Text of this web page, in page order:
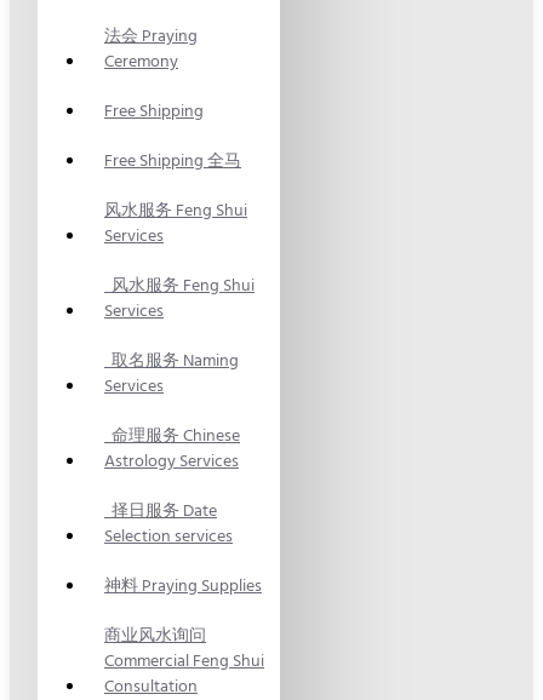
法会 Praying
Ceremony
Free Shipping
Free Shipping 全马
风水服务 Feng Shui
Services
风水服务 Feng Shui
Services
取名服务 Naming
Services
命理服务 Chinese
Astrology Services
择日服务 Date
Selection services
神料 Praying Supplies
商业风水询问
Commercial Feng Shui
Consultation